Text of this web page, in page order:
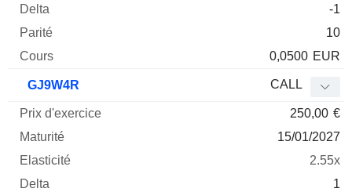
-1
10
0,0500 EUR
GJ9W4R CALL
250,00 €
15/01/2027
2.55x
1